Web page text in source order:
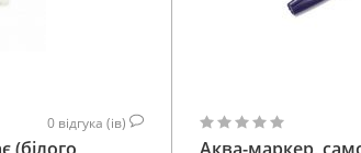
0 відгука (ів)
(білого
Аква-маркер,